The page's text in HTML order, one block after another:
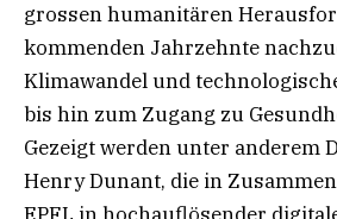
grossen humanitären
kommenden Jahrzehnte
Klimawandel und
bis hin zum Zugang zu
Gezeigt werden unter anderem
Henry Dunant, die in